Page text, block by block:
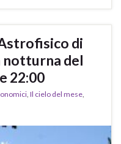
di
notturna del
22:00
Il cielo del mese